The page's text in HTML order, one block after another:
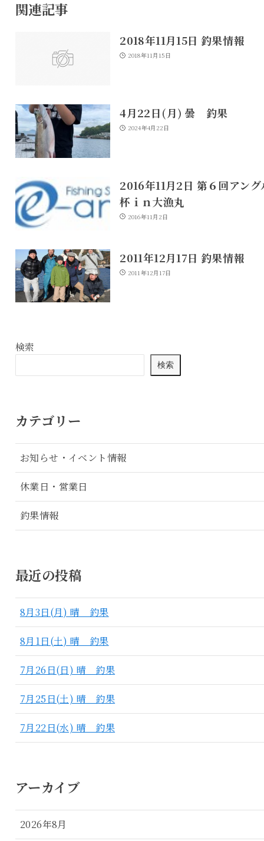
関連記事
2018年11月15日 釣果情報
2018年11月15日
4月22日(月) 曇 釣果
2024年4月22日
2016年11月2日 第６回アング
杯ｉｎ大漁丸
2016年11月2日
2011年12月17日 釣果情報
2011年12月17日
検索
検索
カテゴリー
お知らせ・イベント情報
休業日・営業日
釣果情報
最近の投稿
8月3日(月) 晴 釣果
8月1日(土) 晴 釣果
7月26日(日) 晴 釣果
7月25日(土) 晴 釣果
7月22日(水) 晴 釣果
アーカイブ
2026年8月